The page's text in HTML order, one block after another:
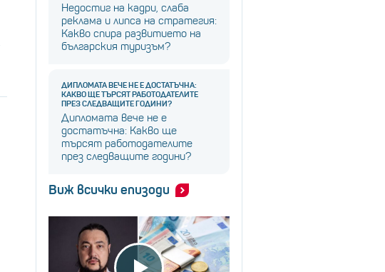
Недостиг на кадри, слаба
реклама и липса на стратегия:
Какво спира развитието на
българския туризъм?
ДИПЛОМАТА ВЕЧЕ НЕ Е ДОСТАТЪЧНА:
КАКВО ЩЕ ТЪРСЯТ РАБОТОДАТЕЛИТЕ
ПРЕЗ СЛЕДВАЩИТЕ ГОДИНИ?
Дипломата вече не е
достатъчна: Какво ще
търсят работодателите
през следващите години?
Виж всички епизоди